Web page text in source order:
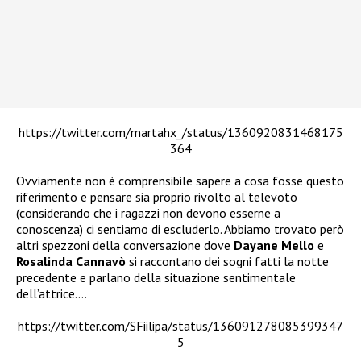
https://twitter.com/martahx_/status/1360920831468175
364
Ovviamente non è comprensibile sapere a cosa fosse questo
riferimento e pensare sia proprio rivolto al televoto
(considerando che i ragazzi non devono esserne a
conoscenza) ci sentiamo di escluderlo. Abbiamo trovato però
altri spezzoni della conversazione dove Dayane Mello e
Rosalinda Cannavò si raccontano dei sogni fatti la notte
precedente e parlano della situazione sentimentale
dell’attrice….
https://twitter.com/SFiilipa/status/136091278085399347
5